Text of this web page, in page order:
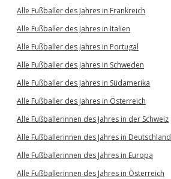
Alle Fußballer des Jahres in Frankreich
Alle Fußballer des Jahres in Italien
Alle Fußballer des Jahres in Portugal
Alle Fußballer des Jahres in Schweden
Alle Fußballer des Jahres in Südamerika
Alle Fußballer des Jahres in Österreich
Alle Fußballerinnen des Jahres in der Schweiz
Alle Fußballerinnen des Jahres in Deutschland
Alle Fußballerinnen des Jahres in Europa
Alle Fußballerinnen des Jahres in Österreich